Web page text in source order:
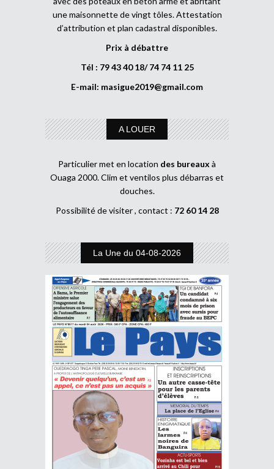
une maisonnette de vingt tôles. Attestation
d’attribution et plan cadastral disponibles.
Prix à débattre
Tél : 79 43 40 18/ 74 74 11 25
E-mail: masigue2019@gmail.com
A LOUER
Particulier met en location des bureaux à
Ouaga 2000. Clim et ventilos plus débarras et
douches.
Possibilité de visiter , contact : 72 60 14 28
La Une du 04-08-2026